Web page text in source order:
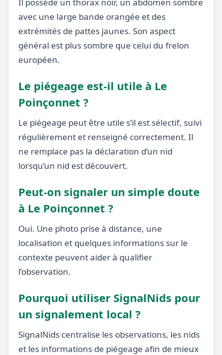
avec une large bande orangée et des
extrémités de pattes jaunes. Son aspect
général est plus sombre que celui du frelon
européen.
Le piégeage est-il utile à Le
Poinçonnet ?
Le piégeage peut être utile s’il est sélectif, suivi
régulièrement et renseigné correctement. Il
ne remplace pas la déclaration d’un nid
lorsqu’un nid est découvert.
Peut-on signaler un simple doute
à Le Poinçonnet ?
Oui. Une photo prise à distance, une
localisation et quelques informations sur le
contexte peuvent aider à qualifier
l’observation.
Pourquoi utiliser SignalNids pour
un signalement local ?
SignalNids centralise les observations, les nids
et les informations de piégeage afin de mieux